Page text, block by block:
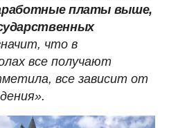
платы выше,
что в
все получают
все зависит от